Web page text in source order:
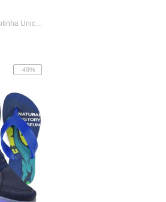
Tenis Feminino de Led Botinha Unicornio ...
-49%